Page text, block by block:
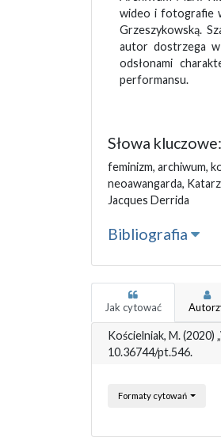
wideo i fotografie
Grzeszykowską.
autor dostrzega w
odsłonami
performansu.
Słowa kluczowe:
feminizm, archiwum,
neoawangarda,
Jacques Derrida
Bibliografia
Jak cytować
Kościelniak, M. (2020)
10.36744/pt.546.
Formaty cytowań